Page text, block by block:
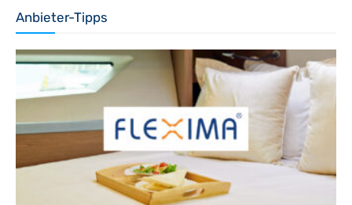
Anbieter-Tipps